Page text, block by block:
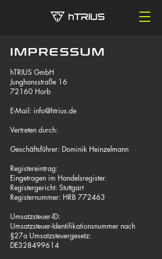
IMPRESSUM
hTRIUS GmbH
Junghansstraße 16
72160 Horb
E-Mail: info@htrius.de
Vertreten durch:
Geschäftsführer: Dominik Heinzelmann
Registereintrag:
Eingetragen im Handelsregister.
Registergericht: Stuttgart
Registernummer: HRB 772463
Umsatzsteuer-ID:
Umsatzsteuer-Identifikationsnummer nach
§27a Umsatzsteuergesetz:
DE328499614